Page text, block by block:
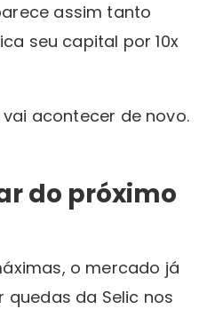
assim tanto
seu capital por 10x
acontecer de novo.
do próximo
o mercado já
da Selic nos